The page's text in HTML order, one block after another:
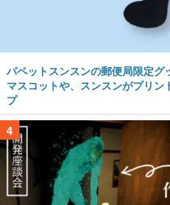
パペットスンスンの郵便局限定
マスコットや、スンスンがプリ
プ
4